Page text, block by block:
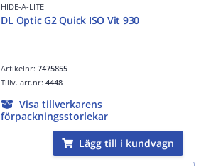
HIDE-A-LITE
DL Optic G2 Quick ISO Vit 930
Artikelnr:7475855
Tillv. art.nr:4448
Visa tillverkarens
förpackningsstorlekar
Lägg till i kundvagn